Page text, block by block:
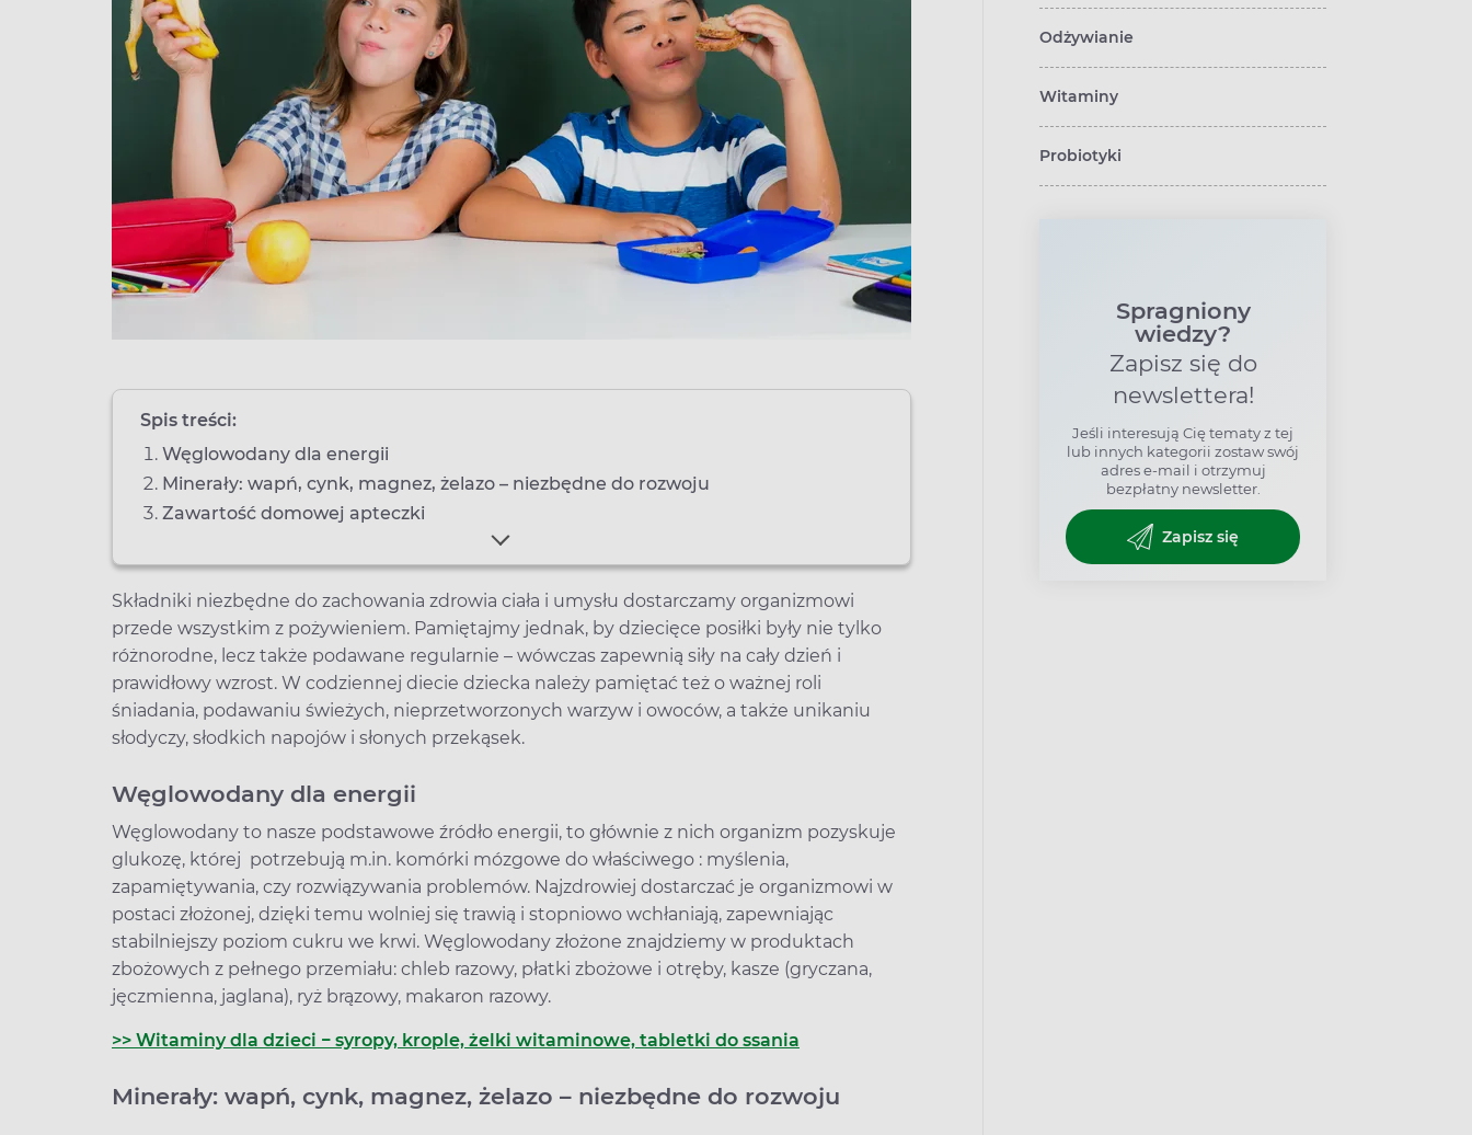
Spis treści:
Węglowodany dla energii
Minerały: wapń, cynk, magnez, żelazo – niezbędne do rozwoju
Zawartość domowej apteczki
Składniki niezbędne do zachowania zdrowia ciała i umysłu dostarczamy organizmowi
przede wszystkim z pożywieniem. Pamiętajmy jednak, by dziecięce posiłki były nie tylko
różnorodne, lecz także podawane regularnie – wówczas zapewnią siły na cały dzień i
prawidłowy wzrost. W codziennej diecie dziecka należy pamiętać też o ważnej roli
śniadania, podawaniu świeżych, nieprzetworzonych warzyw i owoców, a także unikaniu
słodyczy, słodkich napojów i słonych przekąsek.
Węglowodany dla energii
Węglowodany to nasze podstawowe źródło energii, to głównie z nich organizm pozyskuje
glukozę, której potrzebują m.in. komórki mózgowe do właściwego : myślenia,
zapamiętywania, czy rozwiązywania problemów. Najzdrowiej dostarczać je organizmowi w
postaci złożonej, dzięki temu wolniej się trawią i stopniowo wchłaniają, zapewniając
stabilniejszy poziom cukru we krwi. Węglowodany złożone znajdziemy w produktach
zbożowych z pełnego przemiału: chleb razowy, płatki zbożowe i otręby, kasze (gryczana,
jęczmienna, jaglana), ryż brązowy, makaron razowy.
>> Witaminy dla dzieci − syropy, krople, żelki witaminowe, tabletki do ssania
Minerały: wapń, cynk, magnez, żelazo – niezbędne do rozwoju
Odżywianie
Witaminy
Probiotyki
Spragniony
wiedzy?
Zapisz się do
newslettera!
Jeśli interesują Cię tematy z tej
lub innych kategorii zostaw swój
adres e-mail i otrzymuj
bezpłatny newsletter.
Zapisz się